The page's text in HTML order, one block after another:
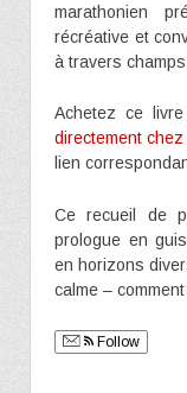
marathonien
récréative et
à travers
Achetez ce
directement chez
lien
Ce recueil de
prologue en
en horizons
calme –
Follow